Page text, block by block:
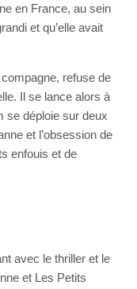
en France, au sein
et qu’elle avait
refuse de
Il se lance alors à
se déploie sur deux
et l’obsession de
enfouis et de
avec le thriller et le
et Les Petits